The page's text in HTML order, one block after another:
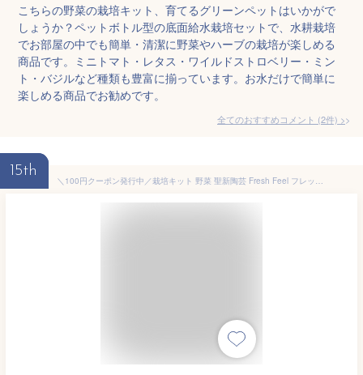
こちらの野菜の栽培キット、育てるグリーンペットはいかがで
しょうか？ペットボトル型の底面給水栽培セットで、水耕栽培
でお部屋の中でも簡単・清潔に野菜やハーブの栽培が楽しめる
商品です。ミニトマト・レタス・ワイルドストロベリー・ミン
ト・バジルなど種類も豊富に揃っています。お水だけで簡単に
楽しめる商品でお勧めです。
全てのおすすめコメント (2件) >
15th
＼100円クーポン発行中／栽培キット 野菜 聖新陶芸 Fresh Feel フレッシュフィール【栽培セット 室内 ガーデニング 初心者 家庭菜園 サラダ 食べられる 収穫 かわいい オシャレ めざましテレビ 水やり簡単】